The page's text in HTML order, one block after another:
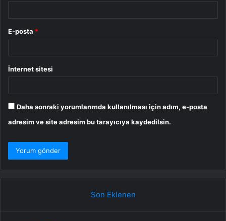
E-posta *
İnternet sitesi
Daha sonraki yorumlarımda kullanılması için adım, e-posta
adresim ve site adresim bu tarayıcıya kaydedilsin.
Son Eklenen